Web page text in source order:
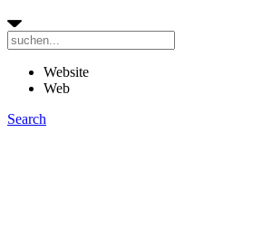
Website
Web
Search